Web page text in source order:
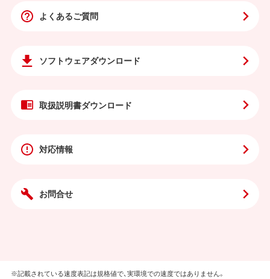
よくあるご質問
ソフトウェアダウンロード
取扱説明書ダウンロード
対応情報
お問合せ
※記載されている速度表記は規格値で、実環境での速度ではありません。